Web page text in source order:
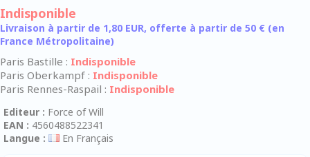
Indisponible
Livraison à partir de 1,80 EUR, offerte à partir de 50 € (en
France Métropolitaine)
Paris Bastille : Indisponible
Paris Oberkampf : Indisponible
Paris Rennes-Raspail : Indisponible
Editeur : Force of Will
EAN : 4560488522341
Langue :
En Français